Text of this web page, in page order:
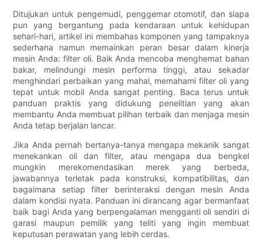
Ditujukan untuk pengemudi, penggemar otomotif, dan siapa
pun yang bergantung pada kendaraan untuk kehidupan
sehari-hari, artikel ini membahas komponen yang tampaknya
sederhana namun memainkan peran besar dalam kinerja
mesin Anda: filter oli. Baik Anda mencoba menghemat bahan
bakar, melindungi mesin performa tinggi, atau sekadar
menghindari perbaikan yang mahal, memahami filter oli yang
tepat untuk mobil Anda sangat penting. Baca terus untuk
panduan praktis yang didukung penelitian yang akan
membantu Anda membuat pilihan terbaik dan menjaga mesin
Anda tetap berjalan lancar.
Jika Anda pernah bertanya-tanya mengapa mekanik sangat
menekankan oli dan filter, atau mengapa dua bengkel
mungkin merekomendasikan merek yang berbeda,
jawabannya terletak pada konstruksi, kompatibilitas, dan
bagaimana setiap filter berinteraksi dengan mesin Anda
dalam kondisi nyata. Panduan ini dirancang agar bermanfaat
baik bagi Anda yang berpengalaman mengganti oli sendiri di
garasi maupun pemilik yang teliti yang ingin membuat
keputusan perawatan yang lebih cerdas.